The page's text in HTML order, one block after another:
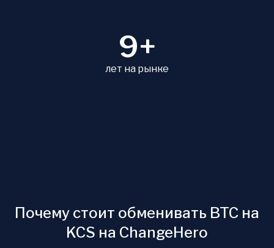
9+
лет на рынке
Почему стоит обменивать BTC на
KCS на ChangeHero